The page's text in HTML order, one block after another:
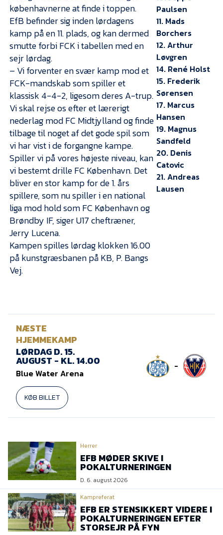
københavnerne at finde i toppen.
EfB befinder sig inden lørdagens
kamp på en 11. plads, og kan dermed
smutte forbi FCK i tabellen med en
sejr lørdag.
– Vi forventer en svær kamp mod et
FCK-mandskab som spiller et
klassisk 4-4-2, ligesom deres A-trup.
Vi skal rejse os efter et lærerigt
nederlag mod FC Midtjylland og finde
tilbage til noget af det gode spil som
vi har vist i de forgangne kampe.
Spiller vi på vores højeste niveau, kan
vi bestemt drille FC København. Det
bliver en stor kamp for de 1. års
spillere, som nu spiller i en national
liga mod hold som FC København og
Brøndby IF, siger U17 cheftræner,
Jerry Lucena.
Kampen spilles lørdag klokken 16.00
på kunstgræsbanen på KB, P. Bangs
Vej.
Paulsen
11. Mads
Borchers
12. Arthur
Løvgren
14. René Holst
15. Frederik
Sørensen
17. Marcus
Hansen
19. Magnus
Sandfeld
20. Denis
Catovic
21. Andreas
Lausen
NÆSTE
HJEMMEKAMP
LØRDAG D. 15.
AUGUST - KL. 14.00
Blue Water Arena
KØB BILLET
-
Herrer
EFB MØDER SKIVE I
POKALTURNERINGEN
D. 6. august 2026
Kampreferat
EFB ER STENSIKKERT VIDERE I
POKALTURNERINGEN EFTER
STORSEJR PÅ FYN